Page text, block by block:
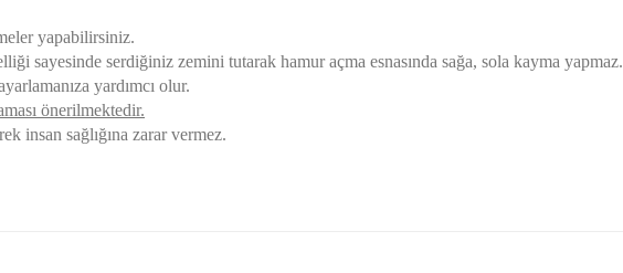
yapabilirsiniz.
sayesinde serdiğiniz zemini tutarak hamur açma esnasında sağa, sola kayma yapmaz.
yardımcı olur.
önerilmektedir.
insan sağlığına zarar vermez.